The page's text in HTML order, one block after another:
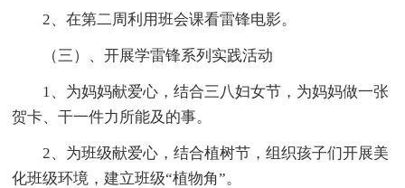
2、在第二周利用班会课看雷锋电影。
（三）、开展学雷锋系列实践活动
1、为妈妈献爱心，结合三八妇女节，为妈妈做一张
贺卡、干一件力所能及的事。
2、为班级献爱心，结合植树节，组织孩子们开展美
化班级环境，建立班级“植物角”。